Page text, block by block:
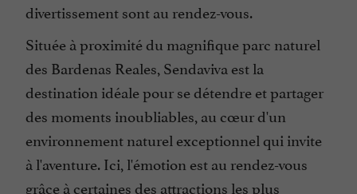
divertissement sont au rendez-vous.
Située à proximité du magnifique parc naturel
des Bardenas Reales, Sendaviva est la
destination idéale pour se détendre et partager
des moments inoubliables, au cœur d'un
environnement naturel exceptionnel qui invite
à l'aventure. Ici, l'émotion est au rendez-vous
grâce à certaines des attractions les plus